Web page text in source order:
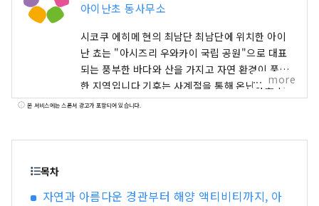
아이난초 동사무소
시코쿠 에히메 현의 최남단 최남단에 위치한 아이
난 쵸는 "아시즈리 우와카이 국립 공원"으로 대표
되는 풍부한 바다와 산을 가지고 자연 환경이 풍부
한 지역입니다 기후는 사계절을 통해 온난하고 산
호와 열대어 등을 볼 수도 있습니다.
more
본 서비스에는 스폰서 광고가 포함되어 있습니다.
목차
자연과 아름다운 경관부터 해양 액티비티까지, 아